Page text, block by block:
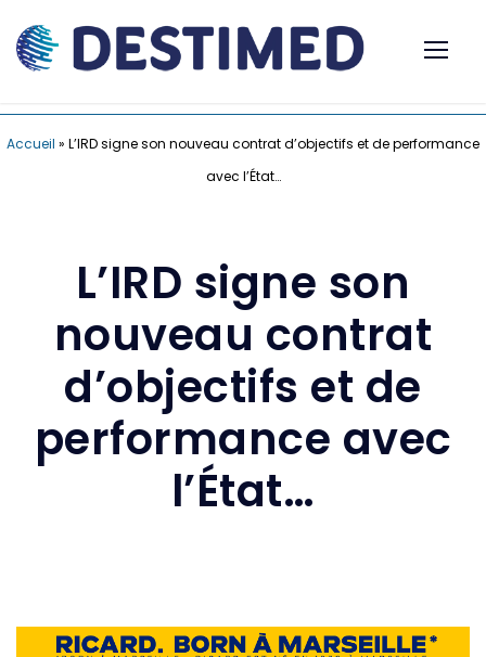
Accueil » L’IRD signe son nouveau contrat d’objectifs et de performance
avec l’État…
L’IRD signe son
nouveau contrat
d’objectifs et de
performance avec
l’État…